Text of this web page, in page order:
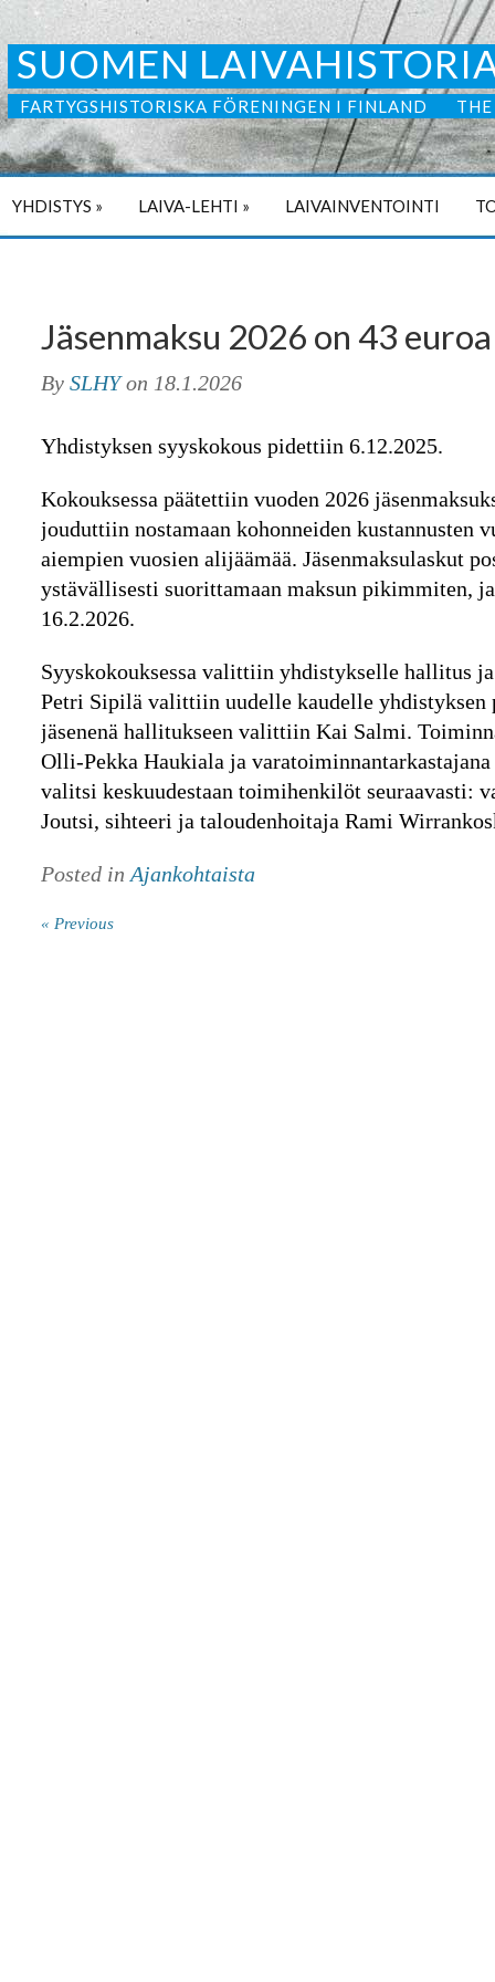
SUOMEN
FARTYGSHISTORISKA FÖRENINGEN I FINLAND
YHDISTYS » LAIVA-LEHTI » LAIVAINVENTOINTI
Jäsenmaksu 2026 on 43 euroa
By SLHYon 18.1.2026
Yhdistyksen syyskokous pidettiin 6.12.2025.
Kokouksessa päätettiin vuoden 2026
jouduttiin nostamaan kohonneiden kustannusten
aiempien vuosien alijäämää. Jäsenmaksulaskut
ystävällisesti suorittamaan maksun pikimmiten,
16.2.2026.
Syyskokouksessa valittiin yhdistykselle hallitus
Petri Sipilä valittiin uudelle kaudelle yhdistyksen
jäsenenä hallitukseen valittiin Kai Salmi.
Olli-Pekka Haukiala ja
valitsi keskuudestaan toimihenkilöt seuraavasti:
Joutsi, sihteeri ja taloudenhoitaja Rami
Posted in Ajankohtaista
« Previous